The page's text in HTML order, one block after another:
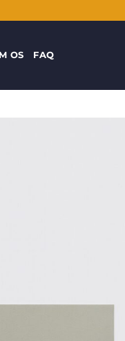
OS FAQ